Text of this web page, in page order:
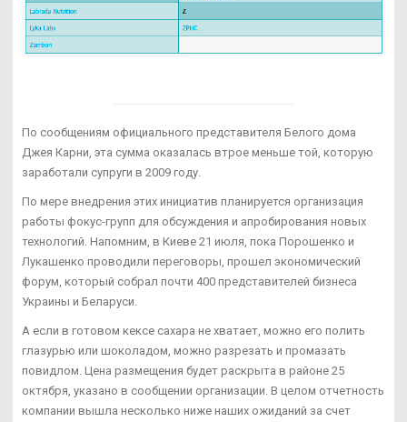
По сообщениям официального представителя Белого дома
Джея Карни, эта сумма оказалась втрое меньше той, которую
заработали супруги в 2009 году.
По мере внедрения этих инициатив планируется организация
работы фокус-групп для обсуждения и апробирования новых
технологий. Напомним, в Киеве 21 июля, пока Порошенко и
Лукашенко проводили переговоры, прошел экономический
форум, который собрал почти 400 представителей бизнеса
Украины и Беларуси.
А если в готовом кексе сахара не хватает, можно его полить
глазурью или шоколадом, можно разрезать и промазать
повидлом. Цена размещения будет раскрыта в районе 25
октября, указано в сообщении организации. В целом отчетность
компании вышла несколько ниже наших ожиданий за счет